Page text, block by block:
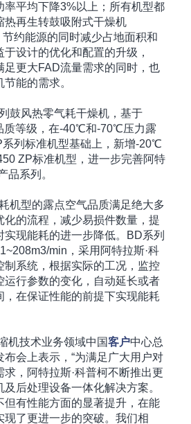
率平均下降3%以上；所有机型都
热再生转鼓吸附式干燥机
节约能源的同时减少占地面积和
设计的优化和配置的升级，
足更大FAD流量需求的同时，也
能的需求。
鼓风热零气耗干燥机，基于
质等级，在-40℃和-70℃压力露
系列标准机型基础上，新增-20℃
ZP标准机型，进一步完善阿特
品系列。
机型的露点空气品质满足绝大多
化的流程，减少易损件数量，提
现能耗的进一步降低。BD系列
min，采用阿特拉斯·科
制系统，根据实际的工况，监控
运行参数的变化，自动延长或者
，在保证性能的前提下实现能耗
机技术业务领域中国客户中心总
会上表示，“为满足广大用户对
，阿特拉斯·科普柯不断推出更
后处理设备一体化解决方案。
但有性能方面的显著提升，在能
现了更进一步的突破。我们相